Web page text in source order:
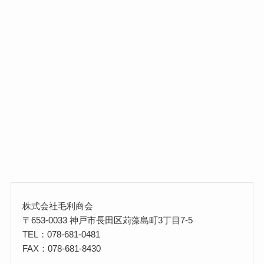
株式会社毛利商会
〒653-0033 神戸市長田区苅藻島町3丁目7-5
TEL：078-681-0481
FAX：078-681-8430